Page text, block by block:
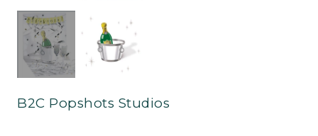
B2C Popshots Studios